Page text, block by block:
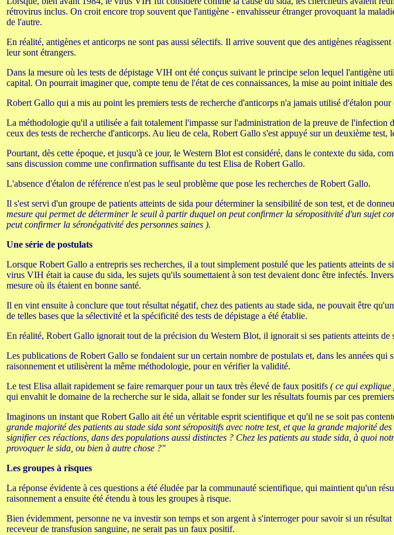
rétrovirus inclus. On croit encore trop souvent que l'antigène - envahisseur étranger provoquant la
de l'autre.
En réalité, antigènes et anticorps ne sont pas aussi sélectifs. Il arrive souvent que des antigènes
leur sont étrangers.
Dans la mesure où les tests de dépistage VIH ont été conçus suivant le principe selon lequel l'antigène
capital. On pourrait imaginer que, compte tenu de l'état de ces connaissances, la mise au point initiale
Robert Gallo qui a mis au point les premiers tests de recherche d'anticorps n'a jamais utilisé d'étalon
La méthodologie qu'il a utilisée a fait totalement l'impasse sur l'administration de la preuve de
ceux des tests de recherche d'anticorps. Au lieu de cela, Robert Gallo s'est appuyé sur un deuxième
Pourtant, dès cette époque, et jusqu'à ce jour, le Western Blot est considéré, dans le contexte du sida,
sans discussion comme une confirmation suffisante du test Elisa de Robert Gallo.
L'absence d'étalon de référence n'est pas le seul problème que pose les recherches de Robert Gallo.
Il s'est servi d'un groupe de patients atteints de sida pour déterminer la sensibilité de son test, et de
mesure qui permet de déterminer le seuil à partir duquel on peut confirmer la séropositivité d'un sujet
peut confirmer la séronégativité des personnes saines ).
Une série de postulats
Lorsque Robert Gallo a entrepris ses recherches, il a tout simplement postulé que les patients atteints
virus VIH était ia cause du sida, les sujets qu'ils soumettaient à son test devaient donc être infectés.
mesure où ils étaient en bonne santé.
Il en vint ensuite à conclure que tout résultat négatif, chez des patients au stade sida, ne pouvait être
de telles bases que la sélectivité et la spécificité des tests de dépistage a été établie.
En réalité, Robert Gallo ignorait tout de la précision du Western Blot, il ignorait si ses patients atteints
Les publications de Robert Gallo se fondaient sur un certain nombre de postulats et, dans les années
raisonnement et utilisèrent la même méthodologie, pour en vérifier la validité.
Le test Elisa allait rapidement se faire remarquer pour un taux très élevé de faux positifs ( ce qui
qui envahit le domaine de la recherche sur le sida, allait se fonder sur les résultats fournis par ces
Imaginons un instant que Robert Gallo ait été un véritable esprit scientifique et qu'il ne se soit pas
grande majorité des patients au stade sida sont séropositifs avec notre test, et que la grande majorité
signifier ces réactions, dans des populations aussi distinctes ? Chez les patients au stade sida, à quoi
provoquer le sida, ou bien à autre chose ?"
Les groupes à risques
La réponse évidente à ces questions a été éludée par la communauté scientifique, qui maintient qu'un
raisonnement a ensuite été étendu à tous les groupes à risque.
Bien évidemment, personne ne va investir son temps et son argent à s'interroger pour savoir si un
receveur de transfusion sanguine, ne serait pas un faux positif.